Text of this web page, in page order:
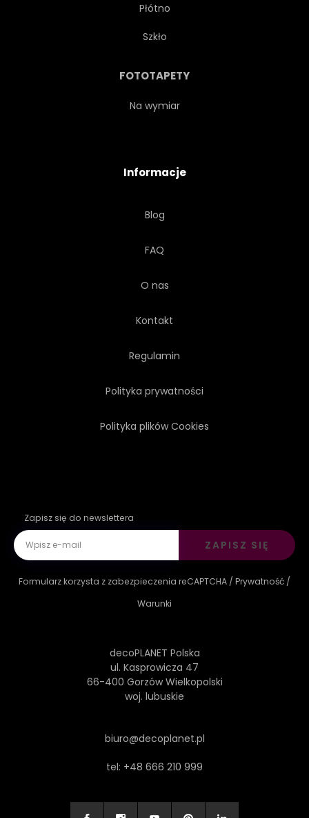
Płótno
Szkło
FOTOTAPETY
Na wymiar
Informacje
Blog
FAQ
O nas
Kontakt
Regulamin
Polityka prywatności
Polityka plików Cookies
Zapisz się do newslettera
ZAPISZ SIĘ
Formularz korzysta z zabezpieczenia reCAPTCHA / Prywatność /
Warunki
decoPLANET Polska
ul. Kasprowicza 47
66-400 Gorzów Wielkopolski
woj. lubuskie
biuro@decoplanet.pl
tel: +48 666 210 999